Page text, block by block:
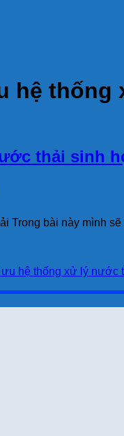
hệ thống
thải sinh
bài này mình
ưu hệ thống xử lý nước